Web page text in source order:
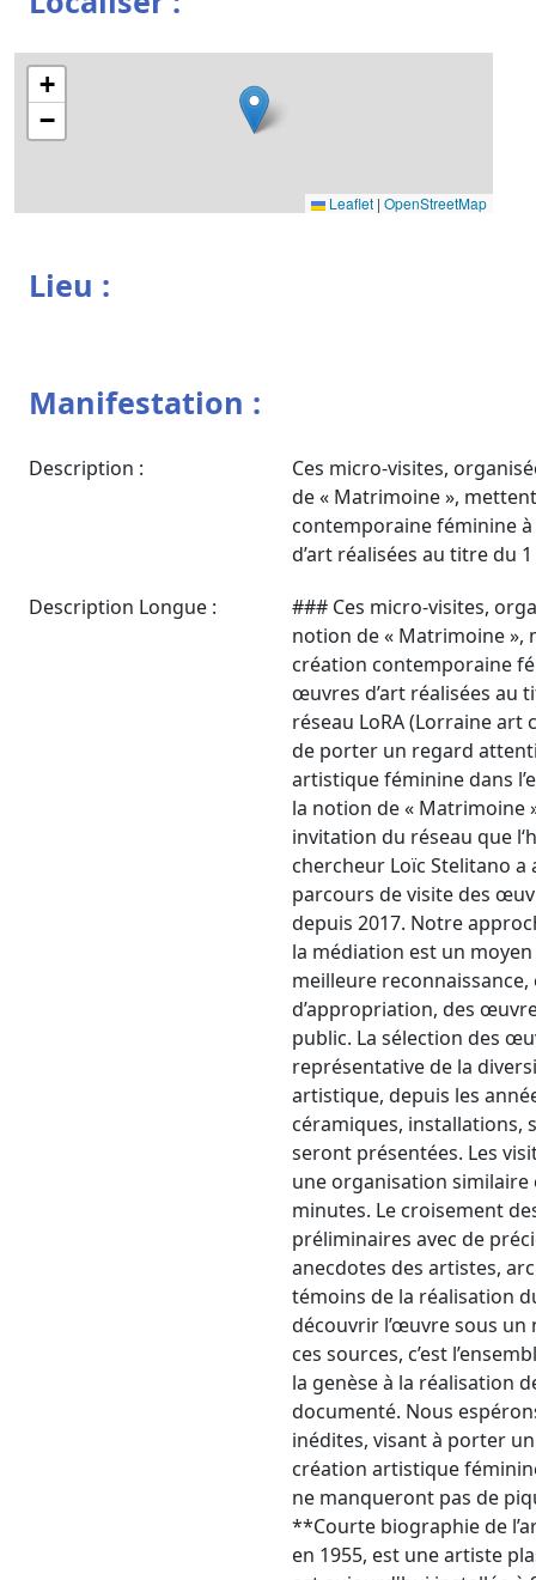
+
−
Leaflet | OpenStreetMap
Lieu :
Manifestation :
Description :
Ces micro-visites,
de « Matrimoine »,
contemporaine féminine
d’art réalisées au titre du
Description Longue :
### Ces micro-visites,
notion de « Matrimoine »,
création contemporaine
œuvres d’art réalisées au
réseau LoRA (Lorraine
de porter un regard
artistique féminine dans
la notion de « Matrimoine
invitation du réseau que
chercheur Loïc Stelitano a
parcours de visite des
depuis 2017. Notre
la médiation est un
meilleure
d’appropriation, des
public. La sélection des
représentative de la
artistique, depuis les
céramiques, installations,
seront présentées. Les
une organisation
minutes. Le croisement
préliminaires avec de
anecdotes des artistes,
témoins de la réalisation
découvrir l’œuvre sous un
ces sources, c’est
la genèse à la réalisation
documenté. Nous
inédites, visant à porter
création artistique
ne manqueront pas de
**Courte biographie de
en 1955, est une artiste